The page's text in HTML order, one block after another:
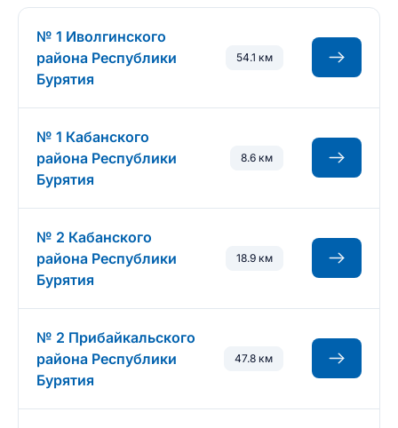
№ 1 Иволгинского
района Республики
Бурятия
54.1 км
№ 1 Кабанского
района Республики
Бурятия
8.6 км
№ 2 Кабанского
района Республики
Бурятия
18.9 км
№ 2 Прибайкальского
района Республики
Бурятия
47.8 км